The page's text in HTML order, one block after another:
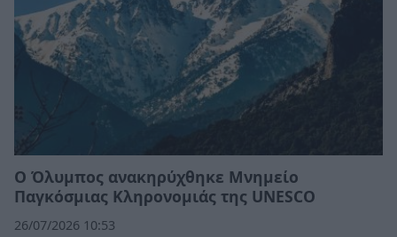
Ο Όλυμπος ανακηρύχθηκε Μνημείο
Παγκόσμιας Κληρονομιάς της UNESCO
26/07/2026 10:53